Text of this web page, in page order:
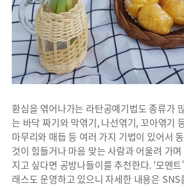
환심을 엮어나가는 라탄공예기법도 종류가
는 바닥 짜기와 막엮기, 나선엮기, 꼬아엮기
마무리와 매듭 등 여러 가지 기법이 있어서
것이 힘들거나 마음 맞는 사람과 어울려 가
지고 싶다면 공방나들이를 추천한다. ‘모멘
래스도 운영하고 있으니 자세한 내용은 SNS